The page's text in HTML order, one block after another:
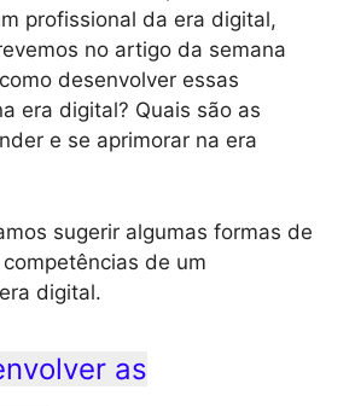
profissional da era digital,
no artigo da semana
desenvolver essas
era digital? Quais são as
e se aprimorar na era
sugerir algumas formas de
de um
digital.
as